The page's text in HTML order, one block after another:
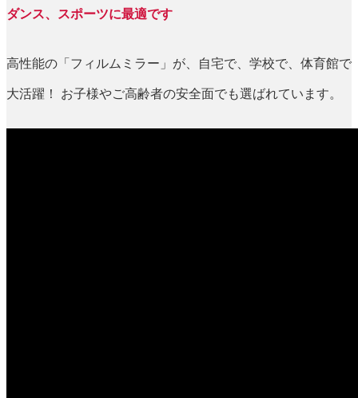
ダンス、スポーツに最適です
高性能の「フィルムミラー」が、自宅で、学校で、体育館で
大活躍！ お子様やご高齢者の安全面でも選ばれています。